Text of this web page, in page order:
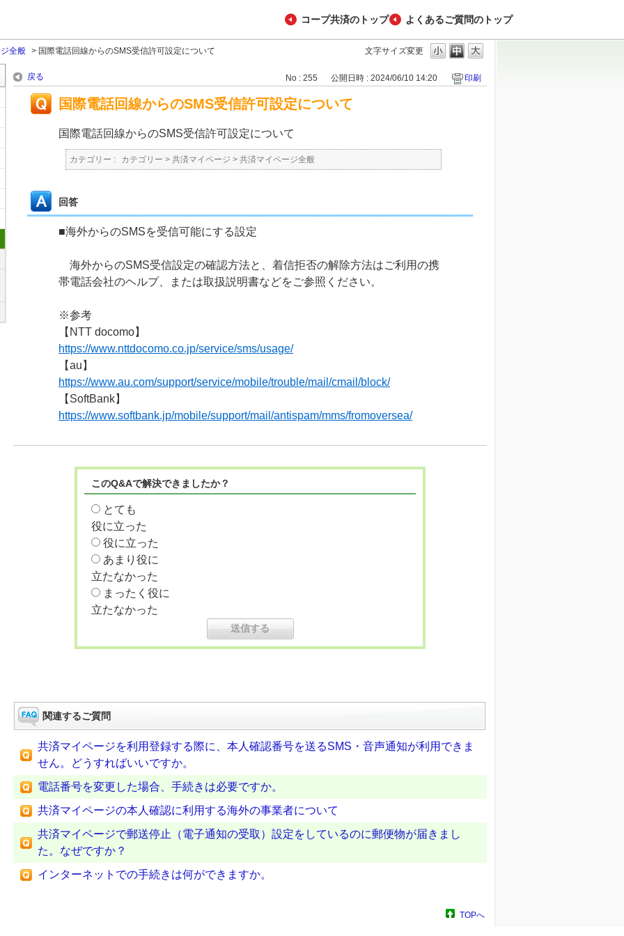
コープ共済のトップ よくあるご質問のトップ
文字サイズ変更
全般 > 国際電話回線からのSMS受信許可設定について
戻る No : 255 公開日時 : 2024/06/10 14:20 印刷
国際電話回線からのSMS受信許可設定について
国際電話回線からのSMS受信許可設定について
カテゴリー : カテゴリー > 共済マイページ > 共済マイページ全般
回答
■海外からのSMSを受信可能にする設定
海外からのSMS受信設定の確認方法と、着信拒否の解除方法はご利用の携
帯電話会社のヘルプ、または取扱説明書などをご参照ください。
※参考
【NTT docomo】
https://www.nttdocomo.co.jp/service/sms/usage/
【au】
https://www.au.com/support/service/mobile/trouble/mail/cmail/block/
【SoftBank】
https://www.softbank.jp/mobile/support/mail/antispam/mms/fromoversea/
このQ&Aで解決できましたか？
とても
役に立った
役に立った
あまり役に
立たなかった
まったく役に
立たなかった
関連するご質問
共済マイページを利用登録する際に、本人確認番号を送るSMS・音声通知が利用できま
せん。どうすればいいですか。
電話番号を変更した場合、手続きは必要ですか。
共済マイページの本人確認に利用する海外の事業者について
共済マイページで郵送停止（電子通知の受取）設定をしているのに郵便物が届きまし
た。なぜですか？
インターネットでの手続きは何ができますか。
TOPへ